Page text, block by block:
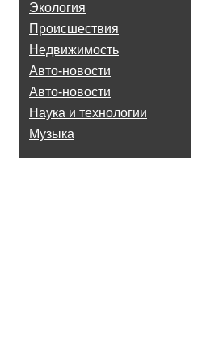
Экология
Происшествия
Недвижимость
Авто-новости
Авто-новости
Наука и технологии
Музыка